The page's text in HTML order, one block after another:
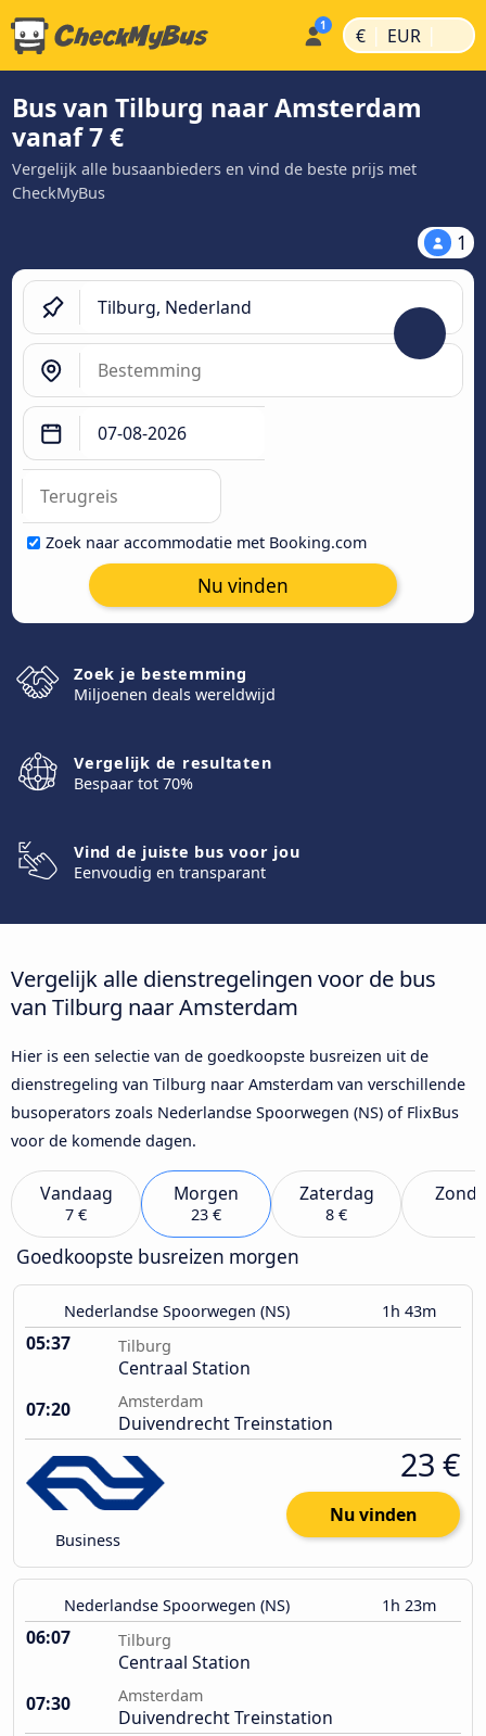
€ | EUR |
Bus van Tilburg naar Amsterdam
vanaf 7 €
Vergelijk alle busaanbieders en vind de beste prijs met
CheckMyBus
1
Zoek naar accommodatie met Booking.com
Nu vinden
Zoek je bestemming
Miljoenen deals wereldwijd
Vergelijk de resultaten
Bespaar tot 70%
Vind de juiste bus voor jou
Eenvoudig en transparant
Vergelijk alle dienstregelingen voor de bus
van Tilburg naar Amsterdam
Hier is een selectie van de goedkoopste busreizen uit de
dienstregeling van Tilburg naar Amsterdam van verschillende
busoperators zoals Nederlandse Spoorwegen (NS) of FlixBus
voor de komende dagen.
Vandaag
7 €
Morgen
23 €
Zaterdag
8 €
Goedkoopste busreizen morgen
Nederlandse Spoorwegen (NS) 1h 43m
05:37 Tilburg
Centraal Station
07:20
Amsterdam
Duivendrecht Treinstation
Business
23 €
Nu vinden
Nederlandse Spoorwegen (NS) 1h 23m
06:07 Tilburg
Centraal Station
07:30
Amsterdam
Duivendrecht Treinstation